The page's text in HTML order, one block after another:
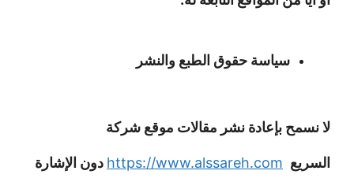
سياسة حقوق الطبع والنشر
لا نسمح بإعادة نشر مقالات موقع شركة
السريع https://www.alssareh.com دون الإشارة